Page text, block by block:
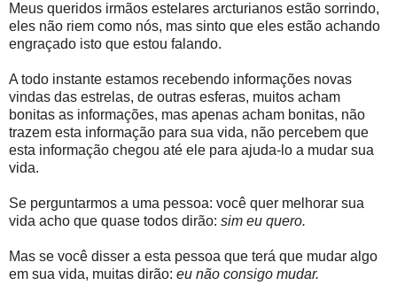
Meus queridos irmãos estelares arcturianos estão sorrindo,
eles não riem como nós, mas sinto que eles estão achando
engraçado isto que estou falando.
A todo instante estamos recebendo informações novas
vindas das estrelas, de outras esferas, muitos acham
bonitas as informações, mas apenas acham bonitas, não
trazem esta informação para sua vida, não percebem que
esta informação chegou até ele para ajuda-lo a mudar sua
vida.
Se perguntarmos a uma pessoa: você quer melhorar sua
vida acho que quase todos dirão: sim eu quero.
Mas se você disser a esta pessoa que terá que mudar algo
em sua vida, muitas dirão: eu não consigo mudar.